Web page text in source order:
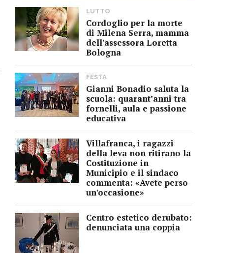
LUTTO
Cordoglio per la morte
di Milena Serra, mamma
dell'assessora Loretta
Bologna
FESTA
Gianni Bonadio saluta la
scuola: quarant’anni tra
fornelli, aula e passione
educativa
Villafranca, i ragazzi
della leva non ritirano la
Costituzione in
Municipio e il sindaco
commenta: «Avete perso
un'occasione»
Centro estetico derubato:
denunciata una coppia